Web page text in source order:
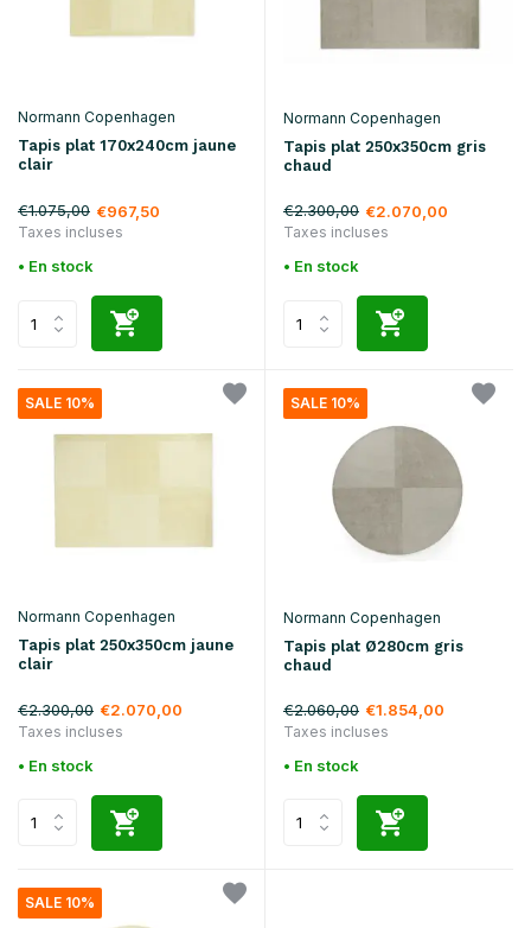
Normann Copenhagen
Tapis plat 170x240cm jaune
clair
€1.075,00 €967,50
Taxes incluses
• En stock
Normann Copenhagen
Tapis plat 250x350cm gris
chaud
€2.300,00 €2.070,00
Taxes incluses
• En stock
SALE 10%
Normann Copenhagen
Tapis plat 250x350cm jaune
clair
€2.300,00 €2.070,00
Taxes incluses
• En stock
SALE 10%
Normann Copenhagen
Tapis plat Ø280cm gris
chaud
€2.060,00 €1.854,00
Taxes incluses
• En stock
SALE 10%